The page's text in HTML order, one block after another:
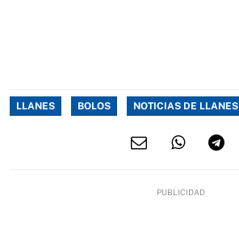
LLANES BOLOS NOTICIAS DE LLANES